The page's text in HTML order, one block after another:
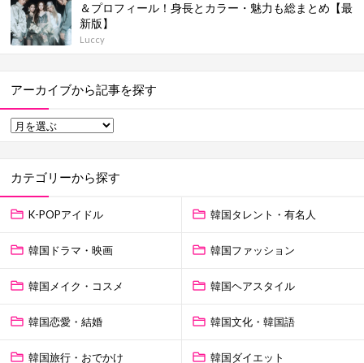
＆プロフィール！身長とカラー・魅力も総まとめ【最
新版】
Luccy
アーカイブから記事を探す
カテゴリーから探す
K-POPアイドル 韓国タレント・有名人
韓国ドラマ・映画 韓国ファッション
韓国メイク・コスメ 韓国ヘアスタイル
韓国恋愛・結婚 韓国文化・韓国語
韓国旅行・おでかけ 韓国ダイエット